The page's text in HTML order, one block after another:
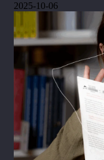
2025-10-06